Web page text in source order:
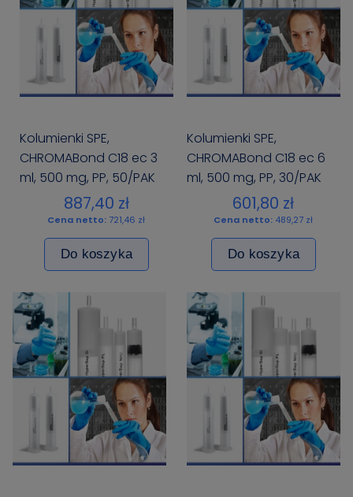
Kolumienki SPE,
CHROMABond C18 ec 3
ml, 500 mg, PP, 50/PAK
887,40 zł
Cena netto: 721,46 zł
Do koszyka
Kolumienki SPE,
CHROMABond C18 ec 6
ml, 500 mg, PP, 30/PAK
601,80 zł
Cena netto: 489,27 zł
Do koszyka